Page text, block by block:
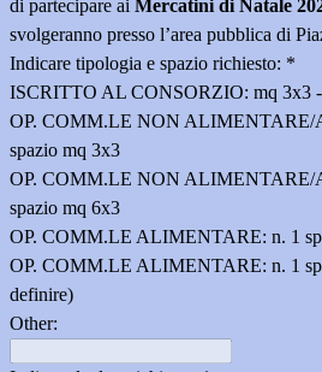
di partecipare ai Mercatini di Natale
svolgeranno presso l’area pubblica di
Indicare tipologia e spazio richiesto: *
ISCRITTO AL CONSORZIO: mq 3x3
OP. COMM.LE NON ALIMENTARE/
spazio mq 3x3
OP. COMM.LE NON ALIMENTARE/
spazio mq 6x3
OP. COMM.LE ALIMENTARE: n. 1
OP. COMM.LE ALIMENTARE: n. 1
definire)
Other: